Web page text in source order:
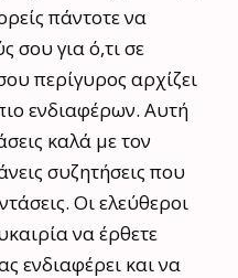
πάντοτε να
σου για ό,τι σε
περίγυρος αρχίζει
ενδιαφέρων. Αυτή
καλά με τον
συζητήσεις που
Οι ελεύθεροι
να έρθετε
ενδιαφέρει και να